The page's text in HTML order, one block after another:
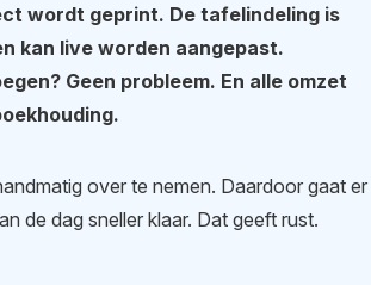
wordt geprint. De tafelindeling is
kan live worden aangepast.
Geen probleem. En alle omzet
over te nemen. Daardoor gaat er
de dag sneller klaar. Dat geeft rust.